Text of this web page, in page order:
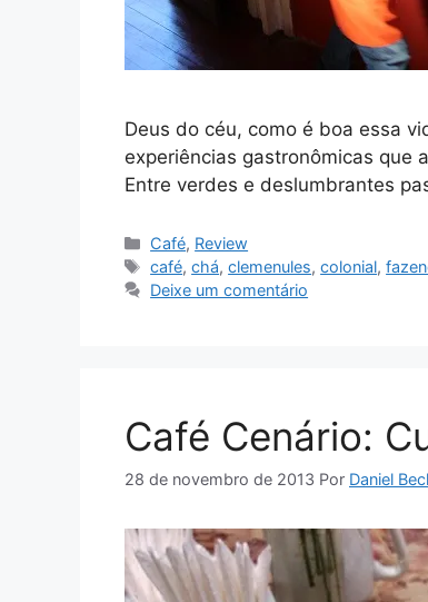
Deus do céu, como é boa essa
experiências gastronômicas que
Entre verdes e deslumbrantes
Categorias
Café, Review
Tags
café,chá,clemenules,colonial,
Deixe um comentário
Café Cenário:
28 de novembro de 2013 Por Daniel